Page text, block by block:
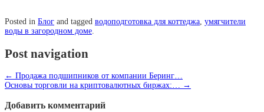
Posted in Блог and tagged водоподготовка для коттеджа, умягчители
воды в загородном доме.
Post navigation
← Продажа подшипников от компании Беринг…
Основы торговли на криптовалютных биржах:… →
Добавить комментарий